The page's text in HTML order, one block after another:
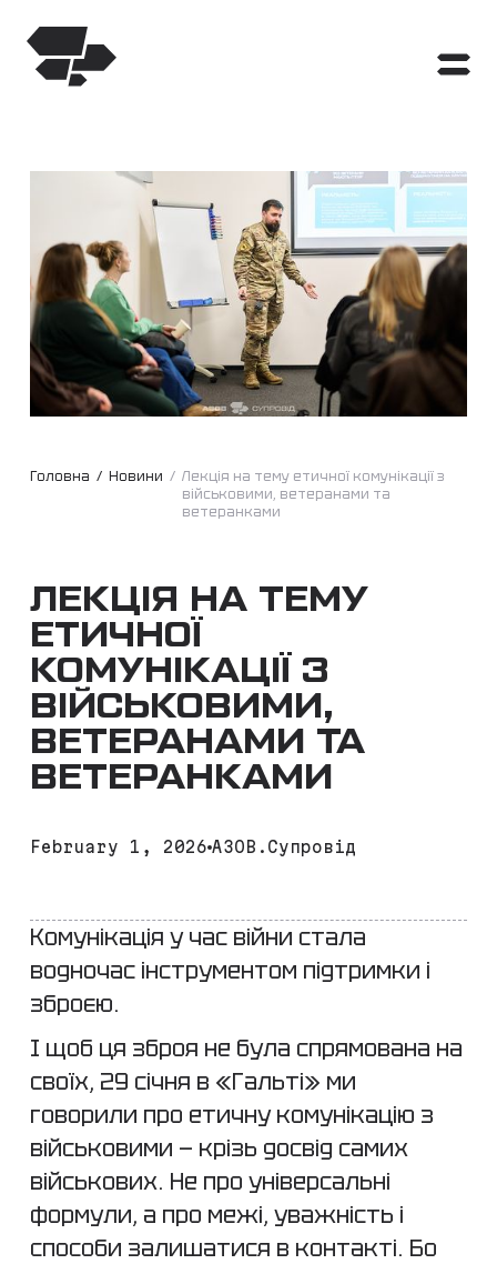
Головна /Новини /Лекція на тему етичної комунікації з
військовими, ветеранами та
ветеранками
ЛЕКЦІЯ НА ТЕМУ
ЕТИЧНОЇ
КОМУНІКАЦІЇ З
ВІЙСЬКОВИМИ,
ВЕТЕРАНАМИ ТА
ВЕТЕРАНКАМИ
February 1, 2026 АЗОВ.Супровід
Комунікація у час війни стала
водночас інструментом підтримки і
зброєю.
І щоб ця зброя не була спрямована на
своїх, 29 січня в «Гальті» ми
говорили про етичну комунікацію з
військовими — крізь досвід самих
військових. Не про універсальні
формули, а про межі, уважність і
способи залишатися в контакті. Бо